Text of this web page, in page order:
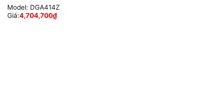
Model: DGA414Z
Giá:4,704,700₫